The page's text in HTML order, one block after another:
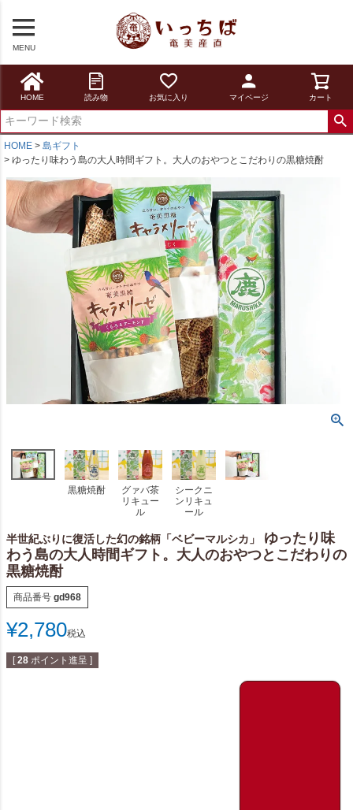
MENU
HOME 読み物 お気に入り マイページ カート
HOME
島ギフト
ゆったり味わう島の大人時間ギフト。大人のおやつとこだわりの黒糖焼酎
黒糖焼酎
グァバ茶
リキュー
ル
シークニ
ンリキュ
ール
半世紀ぶりに復活した幻の銘柄「ベビーマルシカ」
ゆったり味
わう島の大人時間ギフト。大人のおやつとこだわりの
黒糖焼酎
商品番号 gd968
¥2,780税込
[ 28 ポイント進呈 ]